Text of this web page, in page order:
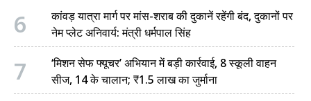
6
कांवड़ यात्रा मार्ग पर मांस-शराब की दुकानें रहेंगी बंद, दुकानों पर
नेम प्लेट अनिवार्य: मंत्री धर्मपाल सिंह
7
‘मिशन सेफ फ्यूचर’ अभियान में बड़ी कार्रवाई, 8 स्कूली वाहन
सीज, 14 के चालान; ₹1.5 लाख का जुर्माना